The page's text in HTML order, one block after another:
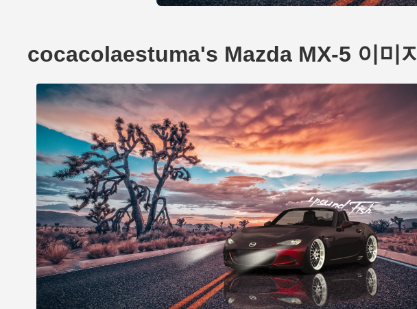
cocacolaestuma's Mazda MX-5 이미지